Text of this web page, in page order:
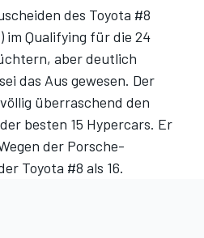
des Toyota #8
im Qualifying für die 24
aber deutlich
das Aus gewesen. Der
überraschend den
besten 15 Hypercars. Er
der Porsche-
Toyota #8 als 16.